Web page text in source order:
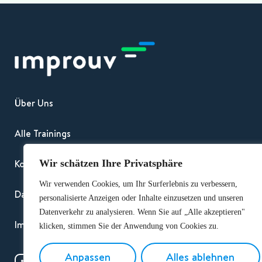
Wir schätzen Ihre Privatsphäre
Wir verwenden Cookies, um Ihr Surferlebnis zu verbessern,
personalisierte Anzeigen oder Inhalte einzusetzen und unseren
Datenverkehr zu analysieren. Wenn Sie auf „Alle akzeptieren"
klicken, stimmen Sie der Anwendung von Cookies zu.
Anpassen Alles ablehnen
Über Uns
Alle Trainings
Kontakt
Datenschutz und DSGVO
Impressum